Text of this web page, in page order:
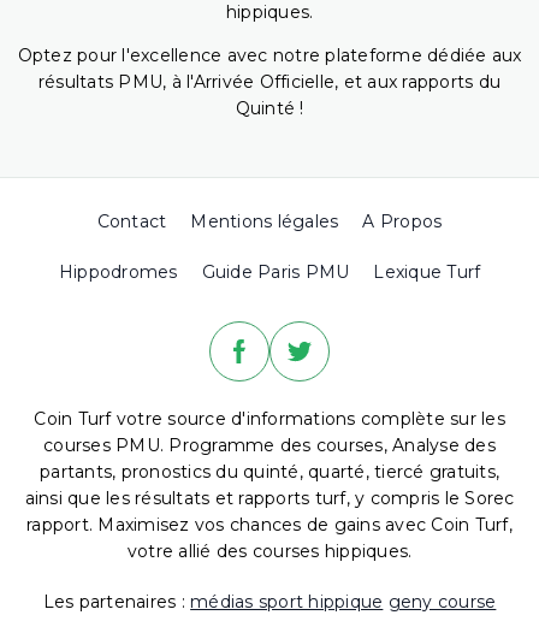
hippiques.
Optez pour l'excellence avec notre plateforme dédiée aux
résultats PMU, à l'Arrivée Officielle, et aux rapports du
Quinté !
Contact Mentions légales A Propos
Hippodromes Guide Paris PMU Lexique Turf
Coin Turf votre source d'informations complète sur les
courses PMU. Programme des courses, Analyse des
partants, pronostics du quinté, quarté, tiercé gratuits,
ainsi que les résultats et rapports turf, y compris le Sorec
rapport. Maximisez vos chances de gains avec Coin Turf,
votre allié des courses hippiques.
Les partenaires : médias sport hippique geny course